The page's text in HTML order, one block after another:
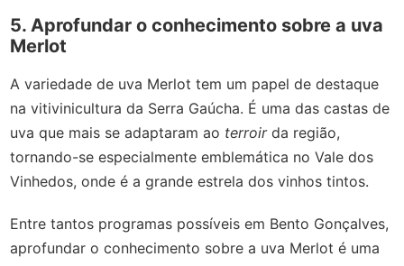
5. Aprofundar o conhecimento sobre a uva
Merlot
A variedade de uva Merlot tem um papel de destaque
na vitivinicultura da Serra Gaúcha. É uma das castas de
uva que mais se adaptaram ao terroirda região,
tornando-se especialmente emblemática no Vale dos
Vinhedos, onde é a grande estrela dos vinhos tintos.
Entre tantos programas possíveis em Bento Gonçalves,
aprofundar o conhecimento sobre a uva Merlot é uma